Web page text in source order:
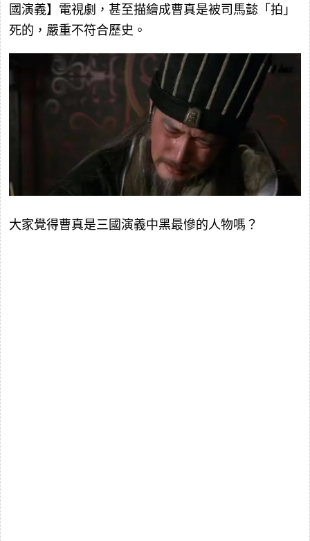
國演義】電視劇，甚至描繪成曹真是被司馬懿「拍」
死的，嚴重不符合歷史。
大家覺得曹真是三國演義中黑最慘的人物嗎？